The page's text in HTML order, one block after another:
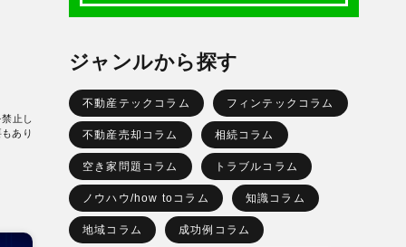
止し
あり
ジャンルから探す
不動産テックコラム フィンテックコラム
不動産売却コラム 相続コラム
空き家問題コラム トラブルコラム
ノウハウ/how toコラム 知識コラム
地域コラム 成功例コラム